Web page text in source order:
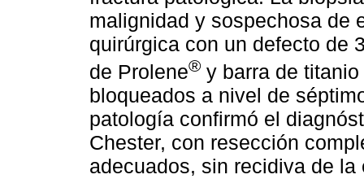
malignidad y sospechosa de
quirúrgica con un defecto de
de Prolene® y barra de titanio
bloqueados a nivel de
patología confirmó el
Chester, con resección
adecuados, sin recidiva de la